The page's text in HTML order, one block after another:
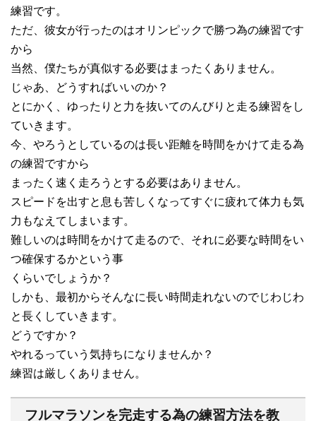
練習です。
ただ、彼女が行ったのはオリンピックで勝つ為の練習です
から
当然、僕たちが真似する必要はまったくありません。
じゃあ、どうすればいいのか？
とにかく、ゆったりと力を抜いてのんびりと走る練習をし
ていきます。
今、やろうとしているのは長い距離を時間をかけて走る為
の練習ですから
まったく速く走ろうとする必要はありません。
スピードを出すと息も苦しくなってすぐに疲れて体力も気
力もなえてしまいます。
難しいのは時間をかけて走るので、それに必要な時間をい
つ確保するかという事
くらいでしょうか？
しかも、最初からそんなに長い時間走れないのでじわじわ
と長くしていきます。
どうですか？
やれるっていう気持ちになりませんか？
練習は厳しくありません。
フルマラソンを完走する為の練習方法を教